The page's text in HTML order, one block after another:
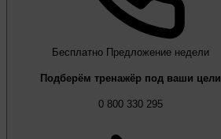
Бесплатно Предложение недели
Подберём тренажёр под ваши цели
0 800 330 295